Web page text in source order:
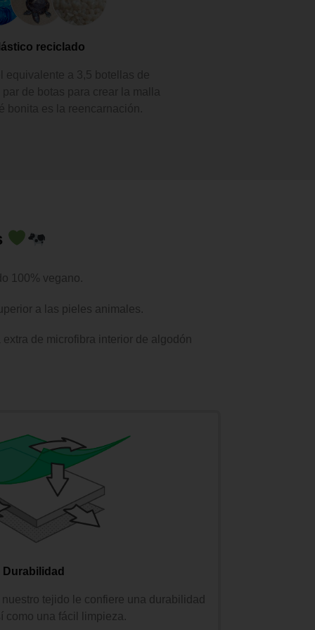
reciclado
100% vegano.
a las pieles animales.
de microfibra interior de algodón
Durabilidad
tejido le confiere una durabilidad
como una fácil limpieza.